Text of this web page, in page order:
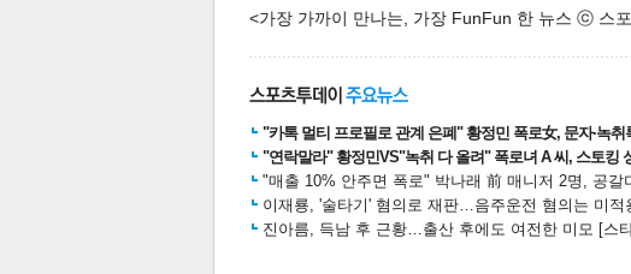
스북 터 공 공유 버블
달기
<가장 가까이 만나는, 가장 FunFun 한 뉴스 ⓒ 스
"카톡 멀티 프로필로 관계 은폐" 황정민 폭로女, 문자·녹취
"연락말라" 황정민VS"녹취 다 올려" 폭로녀 A 씨, 스토킹
"매출 10% 안주면 폭로" 박나래 前 매니저 2명, 공갈
이재룡, '술타기' 혐의로 재판…음주운전 혐의는 미적
진아름, 득남 후 근황…출산 후에도 여전한 미모 [스